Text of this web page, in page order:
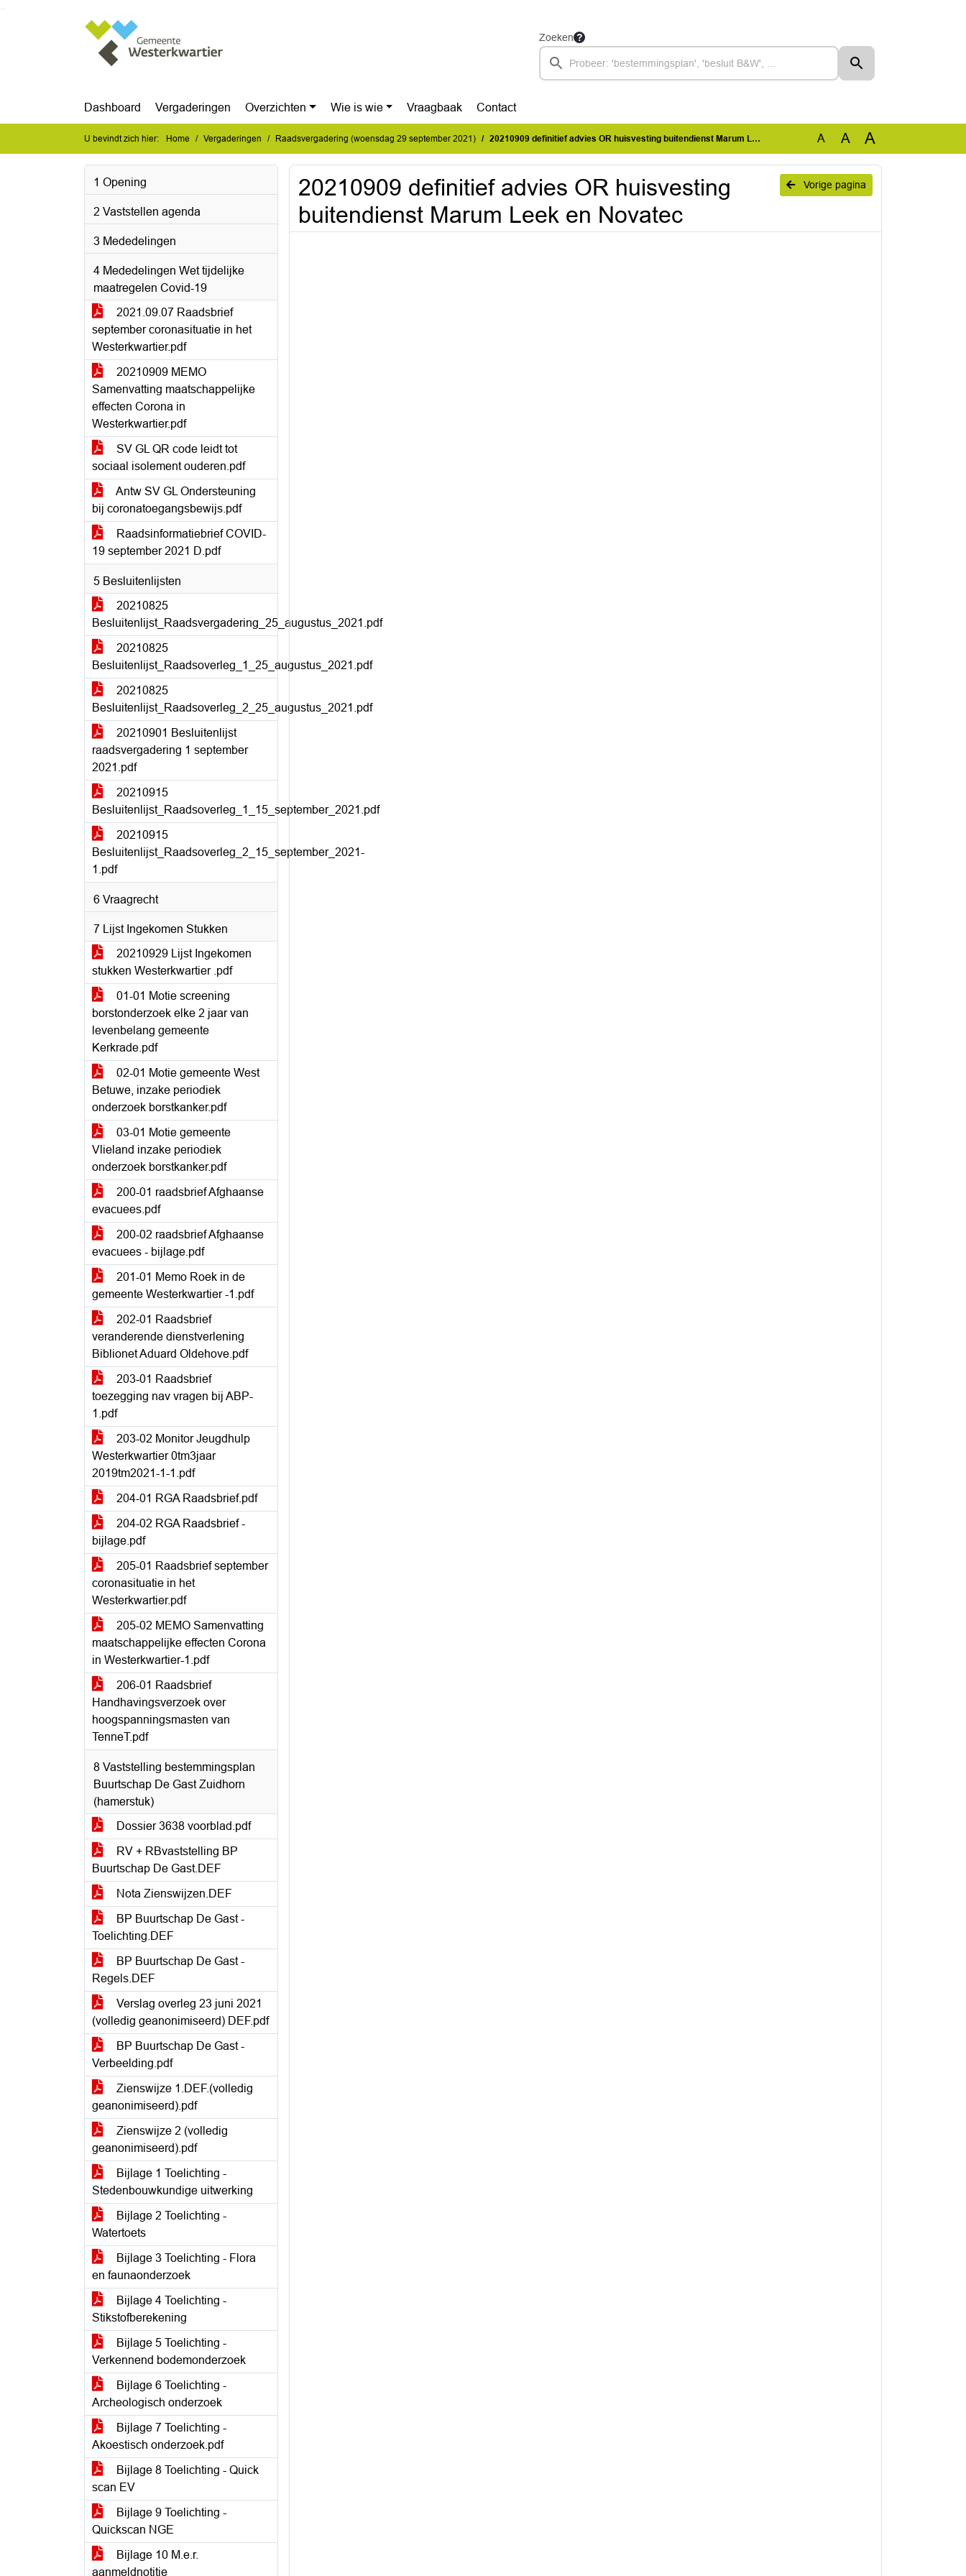
Zoeken
Dashboard Vergaderingen Overzichten Wie is wie Vraagbaak Contact
U bevindt zich hier: Home Vergaderingen Raadsvergadering (woensdag 29 september 2021) 20210909 definitief advies OR huisvesting buitendienst Marum Leek en Novatec A A A
1 Opening
2 Vaststellen agenda
3 Mededelingen
4 Mededelingen Wet tijdelijke
maatregelen Covid-19
2021.09.07 Raadsbrief
september coronasituatie in het
Westerkwartier.pdf
20210909 MEMO
Samenvatting maatschappelijke
effecten Corona in
Westerkwartier.pdf
SV GL QR code leidt tot
sociaal isolement ouderen.pdf
Antw SV GL Ondersteuning
bij coronatoegangsbewijs.pdf
Raadsinformatiebrief COVID-
19 september 2021 D.pdf
5 Besluitenlijsten
20210825
Besluitenlijst_Raadsvergadering_25_augustus_2021.pdf
20210825
Besluitenlijst_Raadsoverleg_1_25_augustus_2021.pdf
20210825
Besluitenlijst_Raadsoverleg_2_25_augustus_2021.pdf
20210901 Besluitenlijst
raadsvergadering 1 september
2021.pdf
20210915
Besluitenlijst_Raadsoverleg_1_15_september_2021.pdf
20210915
Besluitenlijst_Raadsoverleg_2_15_september_2021-
1.pdf
6 Vraagrecht
7 Lijst Ingekomen Stukken
20210929 Lijst Ingekomen
stukken Westerkwartier .pdf
01-01 Motie screening
borstonderzoek elke 2 jaar van
levenbelang gemeente
Kerkrade.pdf
02-01 Motie gemeente West
Betuwe, inzake periodiek
onderzoek borstkanker.pdf
03-01 Motie gemeente
Vlieland inzake periodiek
onderzoek borstkanker.pdf
200-01 raadsbrief Afghaanse
evacuees.pdf
200-02 raadsbrief Afghaanse
evacuees - bijlage.pdf
201-01 Memo Roek in de
gemeente Westerkwartier -1.pdf
202-01 Raadsbrief
veranderende dienstverlening
Biblionet Aduard Oldehove.pdf
203-01 Raadsbrief
toezegging nav vragen bij ABP-
1.pdf
203-02 Monitor Jeugdhulp
Westerkwartier 0tm3jaar
2019tm2021-1-1.pdf
204-01 RGA Raadsbrief.pdf
204-02 RGA Raadsbrief -
bijlage.pdf
205-01 Raadsbrief september
coronasituatie in het
Westerkwartier.pdf
205-02 MEMO Samenvatting
maatschappelijke effecten Corona
in Westerkwartier-1.pdf
206-01 Raadsbrief
Handhavingsverzoek over
hoogspanningsmasten van
TenneT.pdf
8 Vaststelling bestemmingsplan
Buurtschap De Gast Zuidhorn
(hamerstuk)
Dossier 3638 voorblad.pdf
RV + RBvaststelling BP
Buurtschap De Gast.DEF
Nota Zienswijzen.DEF
BP Buurtschap De Gast -
Toelichting.DEF
BP Buurtschap De Gast -
Regels.DEF
Verslag overleg 23 juni 2021
(volledig geanonimiseerd) DEF.pdf
BP Buurtschap De Gast -
Verbeelding.pdf
Zienswijze 1.DEF.(volledig
geanonimiseerd).pdf
Zienswijze 2 (volledig
geanonimiseerd).pdf
Bijlage 1 Toelichting -
Stedenbouwkundige uitwerking
Bijlage 2 Toelichting -
Watertoets
Bijlage 3 Toelichting - Flora
en faunaonderzoek
Bijlage 4 Toelichting -
Stikstofberekening
Bijlage 5 Toelichting -
Verkennend bodemonderzoek
Bijlage 6 Toelichting -
Archeologisch onderzoek
Bijlage 7 Toelichting -
Akoestisch onderzoek.pdf
Bijlage 8 Toelichting - Quick
scan EV
Bijlage 9 Toelichting -
Quickscan NGE
Bijlage 10 M.e.r.
aanmeldnotitie
Vorige pagina
20210909 definitief advies OR huisvesting
buitendienst Marum Leek en Novatec